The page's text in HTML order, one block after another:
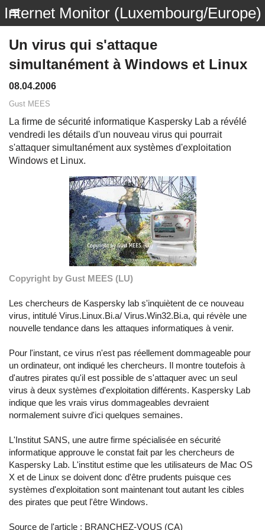
Internet Monitor (Luxembourg/Europe)
Un virus qui s'attaque
simultanément à Windows et Linux
08.04.2006
Gust MEES
La firme de sécurité informatique Kaspersky Lab a révélé
vendredi les détails d'un nouveau virus qui pourrait
s'attaquer simultanément aux systèmes d'exploitation
Windows et Linux.
Copyright by Gust MEES (LU)
Les chercheurs de Kaspersky lab s'inquiètent de ce nouveau
virus, intitulé Virus.Linux.Bi.a/ Virus.Win32.Bi.a, qui révèle une
nouvelle tendance dans les attaques informatiques à venir.
Pour l'instant, ce virus n'est pas réellement dommageable pour
un ordinateur, ont indiqué les chercheurs. Il montre toutefois à
d'autres pirates qu'il est possible de s'attaquer avec un seul
virus à deux systèmes d'exploitation différents. Kaspersky Lab
indique que les vrais virus dommageables devraient
normalement suivre d'ici quelques semaines.
L'Institut SANS, une autre firme spécialisée en sécurité
informatique approuve le constat fait par les chercheurs de
Kaspersky Lab. L'institut estime que les utilisateurs de Mac OS
X et de Linux se doivent donc d'être prudents puisque ces
systèmes d'exploitation sont maintenant tout autant les cibles
des pirates que peut l'être Windows.
Source de l'article : BRANCHEZ-VOUS (CA)